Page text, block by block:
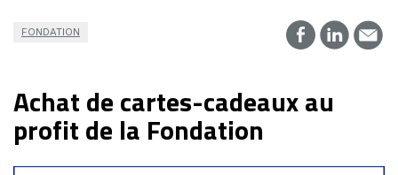
FONDATION
Achat de cartes-cadeaux au
profit de la Fondation